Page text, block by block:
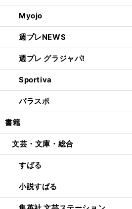
Myojo
週プレNEWS
週プレ グラジャパ!
Sportiva
パラスポ
書籍
文芸・文庫・総合
すばる
小説すばる